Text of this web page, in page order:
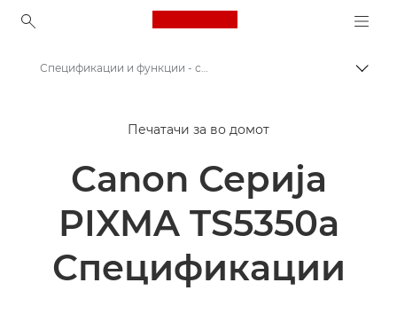
Canon Logo, back to
Печатачи од Canon
Серија PIXMA TS5350a од Canon
Спецификации и функции - серија PIXMA TS5350a
Печатачи за во домот
Canon Серија
PIXMA TS5350a
Спецификации